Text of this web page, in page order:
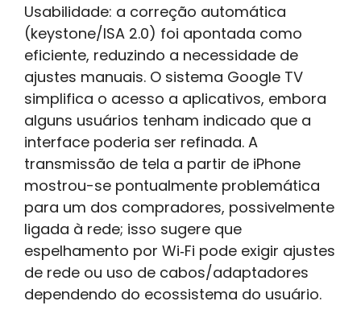
Usabilidade: a correção automática
(keystone/ISA 2.0) foi apontada como
eficiente, reduzindo a necessidade de
ajustes manuais. O sistema Google TV
simplifica o acesso a aplicativos, embora
alguns usuários tenham indicado que a
interface poderia ser refinada. A
transmissão de tela a partir de iPhone
mostrou-se pontualmente problemática
para um dos compradores, possivelmente
ligada à rede; isso sugere que
espelhamento por Wi‑Fi pode exigir ajustes
de rede ou uso de cabos/adaptadores
dependendo do ecossistema do usuário.